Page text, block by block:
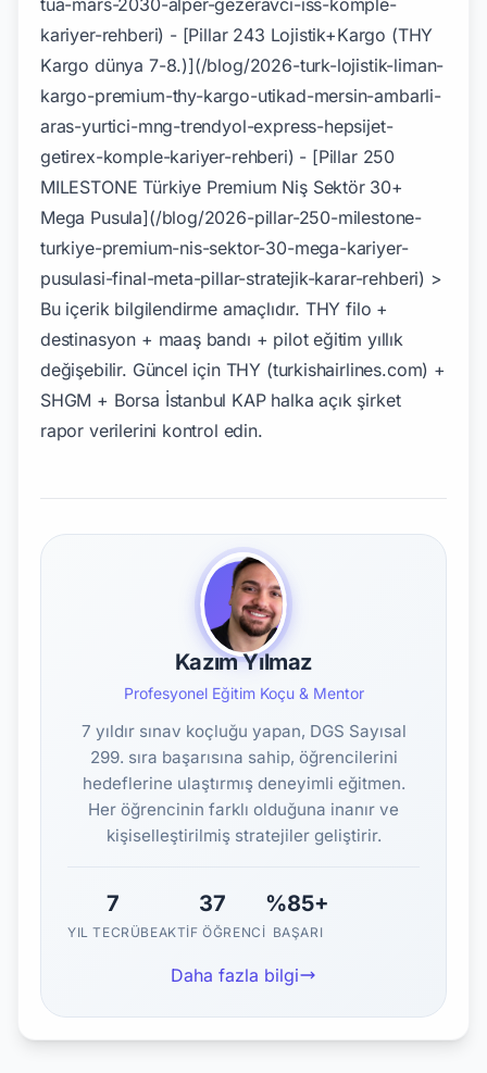
Kazım Yılmaz
Profesyonel Eğitim Koçu & Mentor
7 yıldır sınav koçluğu yapan, DGS Sayısal
299. sıra başarısına sahip, öğrencilerini
hedeflerine ulaştırmış deneyimli eğitmen.
Her öğrencinin farklı olduğuna inanır ve
kişiselleştirilmiş stratejiler geliştirir.
7
YIL TECRÜBE
37
AKTIF ÖĞRENCI
%85+
BAŞARI
Daha fazla bilgi